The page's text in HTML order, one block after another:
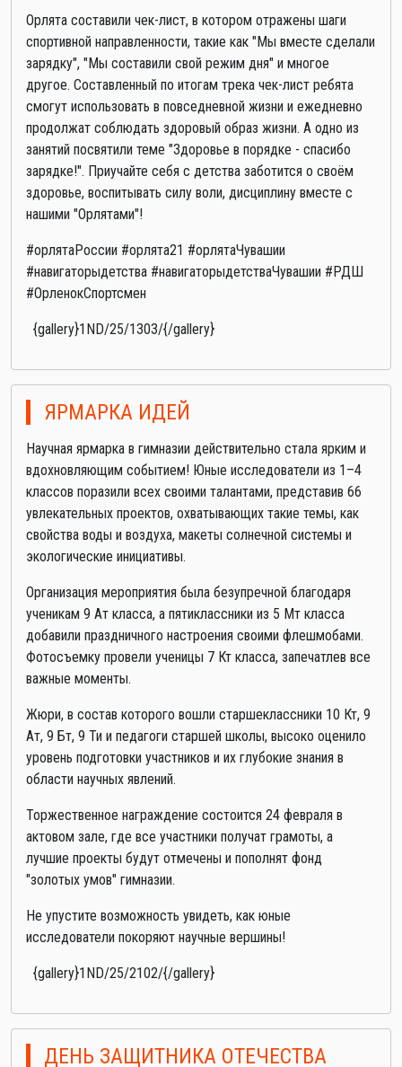
Орлята составили чек-лист, в котором отражены шаги
спортивной направленности, такие как "Мы вместе сделали
зарядку", "Мы составили свой режим дня" и многое
другое. Составленный по итогам трека чек-лист ребята
смогут использовать в повседневной жизни и ежедневно
продолжат соблюдать здоровый образ жизни. А одно из
занятий посвятили теме "Здоровье в порядке - спасибо
зарядке!". Приучайте себя с детства заботится о своём
здоровье, воспитывать силу воли, дисциплину вместе с
нашими "Орлятами"!
#орлятаРоссии #орлята21 #орлятаЧувашии
#навигаторыдетства #навигаторыдетстваЧувашии #РДШ
#ОрленокСпортсмен
{gallery}1ND/25/1303/{/gallery}
ЯРМАРКА ИДЕЙ
Научная ярмарка в гимназии действительно стала ярким и
вдохновляющим событием! Юные исследователи из 1–4
классов поразили всех своими талантами, представив 66
увлекательных проектов, охватывающих такие темы, как
свойства воды и воздуха, макеты солнечной системы и
экологические инициативы.
Организация мероприятия была безупречной благодаря
ученикам 9 Ат класса, а пятиклассники из 5 Мт класса
добавили праздничного настроения своими флешмобами.
Фотосъемку провели ученицы 7 Кт класса, запечатлев все
важные моменты.
Жюри, в состав которого вошли старшеклассники 10 Кт, 9
Ат, 9 Бт, 9 Ти и педагоги старшей школы, высоко оценило
уровень подготовки участников и их глубокие знания в
области научных явлений.
Торжественное награждение состоится 24 февраля в
актовом зале, где все участники получат грамоты, а
лучшие проекты будут отмечены и пополнят фонд
"золотых умов" гимназии.
Не упустите возможность увидеть, как юные
исследователи покоряют научные вершины!
{gallery}1ND/25/2102/{/gallery}
ДЕНЬ ЗАЩИТНИКА ОТЕЧЕСТВА